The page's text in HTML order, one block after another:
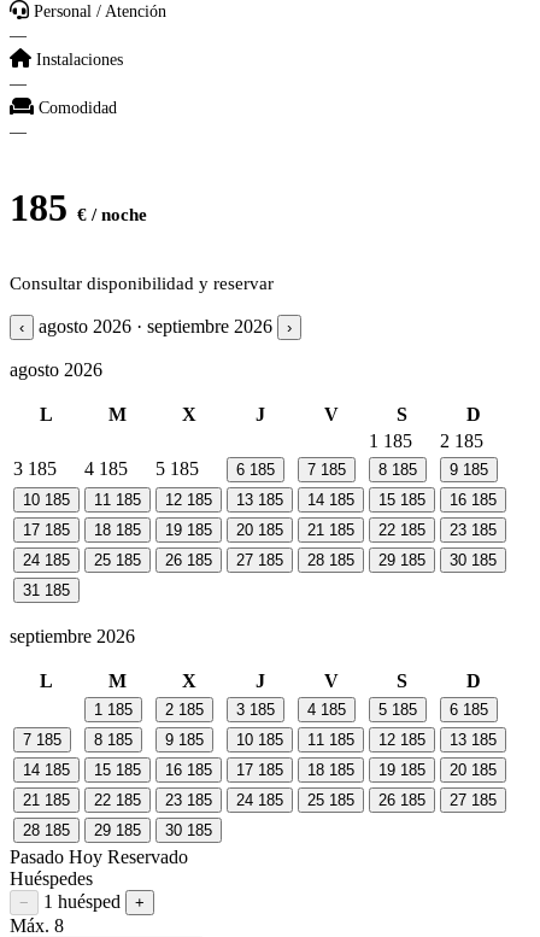
Personal / Atención
—
Instalaciones
—
Comodidad
—
185 € / noche
Consultar disponibilidad y reservar
‹ agosto 2026 · septiembre 2026 ›
agosto 2026
L M X J V S
D
1 185 2 185
3 185 4 185 5 185 6 185 7 185 8 185 9 185
10 185 11 185 12 185 13 185 14 185 15 185 16 185
17 185 18 185 19 185 20 185 21 185 22 185 23 185
24 185 25 185 26 185 27 185 28 185 29 185 30 185
31 185
septiembre 2026
L M X J V S D
1 185 2 185 3 185 4 185 5 185 6 185
7 185 8 185 9 185 10 185 11 185 12 185 13 185
14 185 15 185 16 185 17 185 18 185 19 185 20 185
21 185 22 185 23 185 24 185 25 185 26 185 27 185
28 185 29 185 30 185
Pasado Hoy Reservado
Huéspedes
Restar huésped
− 1 huésped Sumar huésped
+
Máx. 8